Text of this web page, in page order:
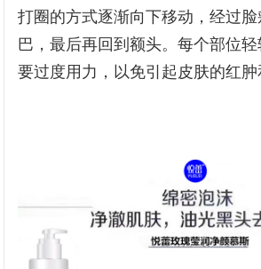
打圈的方式逐渐向下移动，经过
巴，最后再回到额头。每个部位
要过度用力，以免引起皮肤的红肿